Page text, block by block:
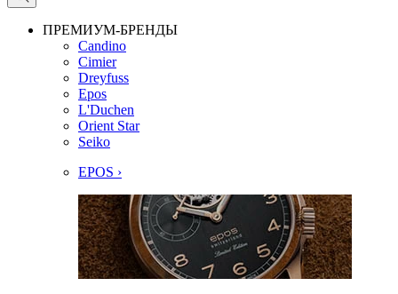
ПРЕМИУМ-БРЕНДЫ
Candino
Cimier
Dreyfuss
Epos
L'Duchen
Orient Star
Seiko
EPOS ›